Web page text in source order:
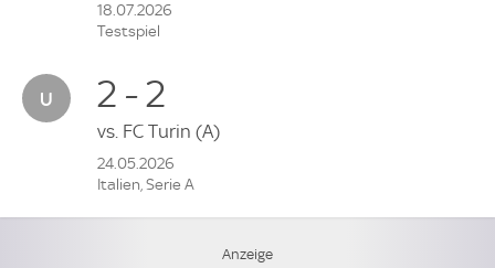
18.07.2026
Testspiel
2 - 2
vs. FC Turin (A)
24.05.2026
Italien, Serie A